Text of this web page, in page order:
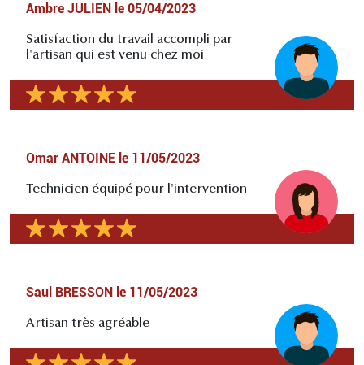
Ambre JULIEN le 05/04/2023
Satisfaction du travail accompli par
l'artisan qui est venu chez moi
Omar ANTOINE le 11/05/2023
Technicien équipé pour l'intervention
Saul BRESSON le 11/05/2023
Artisan très agréable